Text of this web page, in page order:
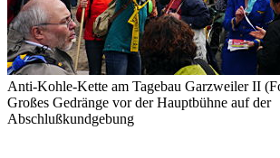
Anti-Kohle-Kette am Tagebau Garzweiler II
Großes Gedränge vor der Hauptbühne auf der
Abschlußkundgebung